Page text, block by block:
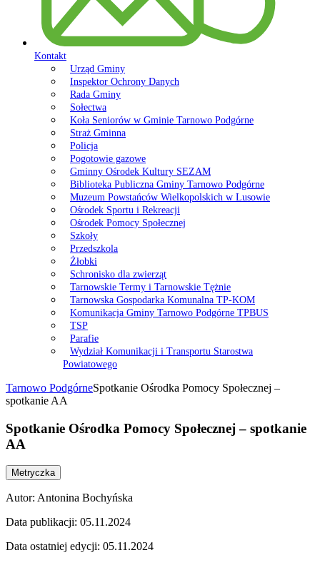
Kontakt
Urząd Gminy
Inspektor Ochrony Danych
Rada Gminy
Sołectwa
Koła Seniorów w Gminie Tarnowo Podgórne
Straż Gminna
Policja
Pogotowie gazowe
Gminny Ośrodek Kultury SEZAM
Biblioteka Publiczna Gminy Tarnowo Podgórne
Muzeum Powstańców Wielkopolskich w Lusowie
Ośrodek Sportu i Rekreacji
Ośrodek Pomocy Społecznej
Szkoły
Przedszkola
Żłobki
Schronisko dla zwierząt
Tarnowskie Termy i Tarnowskie Tężnie
Tarnowska Gospodarka Komunalna TP-KOM
Komunikacja Gminy Tarnowo Podgórne TPBUS
TSP
Parafie
Wydział Komunikacji i Transportu Starostwa
Powiatowego
Tarnowo PodgórneSpotkanie Ośrodka Pomocy Społecznej –
spotkanie AA
Spotkanie Ośrodka Pomocy Społecznej – spotkanie
AA
Metryczka
Autor: Antonina Bochyńska
Data publikacji: 05.11.2024
Data ostatniej edycji: 05.11.2024